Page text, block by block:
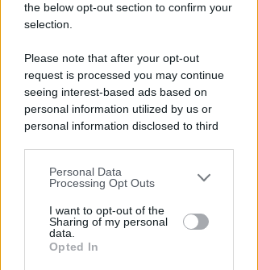
the below opt-out section to confirm your
selection.
Please note that after your opt-out
request is processed you may continue
seeing interest-based ads based on
personal information utilized by us or
personal information disclosed to third
You may separately opt-out of the further
disclosure of your personal information
by third parties on the IAB’s list of
downstream participants.
Personal Data
Processing Opt Outs
I want to opt-out of the
Sharing of my personal
data.
Opted In
Redazione
Post razzista legato a Riccione
su un canale a nome Lega. La
sindaca: gravissimo